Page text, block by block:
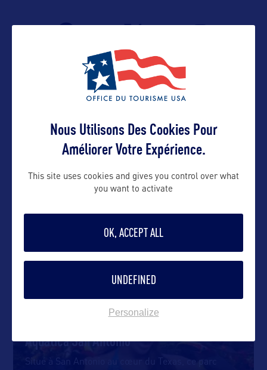
DANS LA MÊME CATEGORIE
Aquatica San Antonio
Situé à San Antonio au cœur du Texas, ce parc
Nous Utilisons Des Cookies Pour
Améliorer Votre Expérience.
This site uses cookies and gives you control over what
you want to activate
OK, ACCEPT ALL
UNDEFINED
Personalize